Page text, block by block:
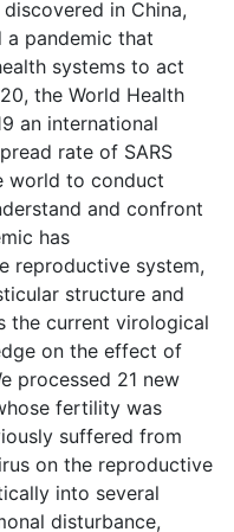
in China,
a pandemic that
systems to act
the World Health
an international
rate of SARS
world to conduct
and confront
has
reproductive system,
structure and
the current virological
on the effect of
processed 21 new
fertility was
suffered from
on the reproductive
into several
disturbance,